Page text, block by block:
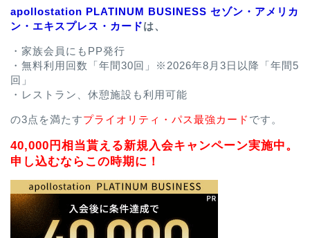
apollostation PLATINUM BUSINESS セゾン・アメリカ
ン・エキスプレス・カードは、
・家族会員にもPP発行
・無料利用回数「年間30回」※2026年8月3日以降「年間5
回」
・レストラン、休憩施設も利用可能
の3点を満たすプライオリティ・パス最強カード です。
40,000円相当貰える新規入会キャンペーン実施中。
申し込むならこの時期に！